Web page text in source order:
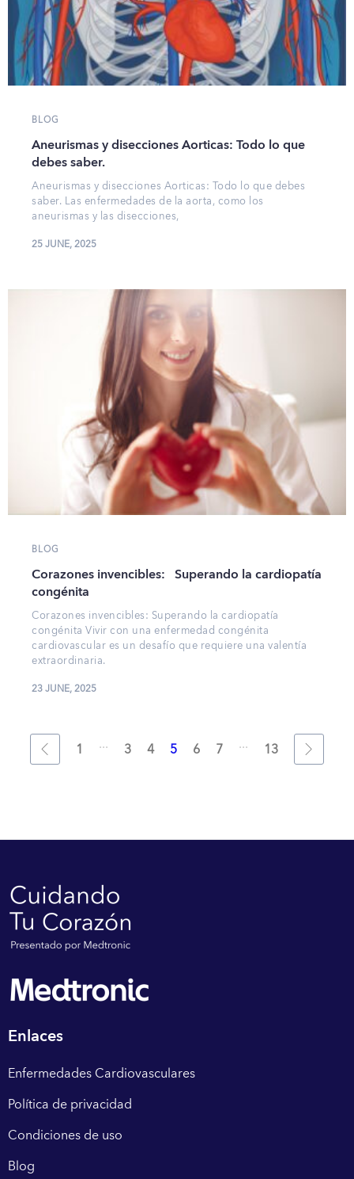
BLOG
Aneurismas y disecciones Aorticas: Todo lo que
debes saber.
Aneurismas y disecciones Aorticas: Todo lo que debes
saber. Las enfermedades de la aorta, como los
aneurismas y las disecciones,
25 JUNE, 2025
BLOG
Corazones invencibles: Superando la cardiopatía
congénita
Corazones invencibles: Superando la cardiopatía
congénita Vivir con una enfermedad congénita
cardiovascular es un desafío que requiere una valentía
extraordinaria.
23 JUNE, 2025
1 ... 3 4 5 6 7 ... 13
Enlaces
Enfermedades Cardiovasculares
Política de privacidad
Condiciones de uso
Blog